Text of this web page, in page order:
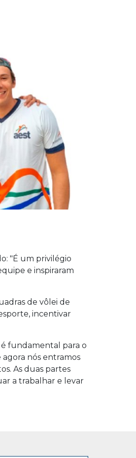
"É um privilégio
e inspiraram
de vôlei de
incentivar
é fundamental para o
agora nós entramos
As duas partes
a trabalhar e levar